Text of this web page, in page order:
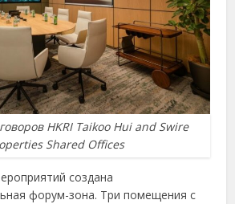
HKRI Taikoo Hui and Swire
Shared Offices
создана
форум-зона. Три помещения с